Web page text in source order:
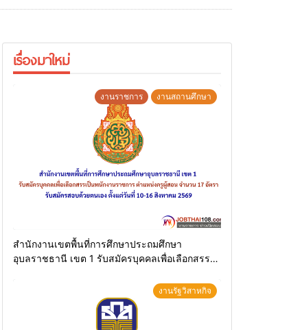
เรื่องมาใหม่
งานราชการ งานสถานศึกษา
สำนักงานเขตพื้นที่การศึกษาประถมศึกษา
อุบลราชธานี เขต 1 รับสมัครบุคคลเพื่อเลือกสรร
อัตรา รับสมัครสอบด้วยตนเอง ตั้งแต่วันที่ 10-16
งานรัฐวิสาหกิจ